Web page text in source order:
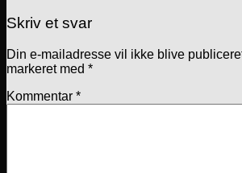
Skriv et svar
Din e-mailadresse vil ikke blive
markeret med *
Kommentar *